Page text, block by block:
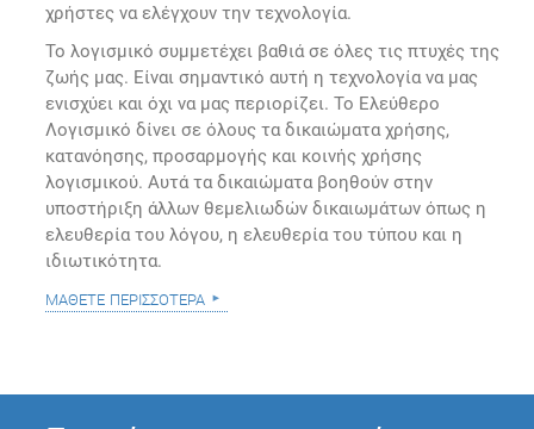
χρήστες να ελέγχουν την τεχνολογία.
Το λογισμικό συμμετέχει βαθιά σε όλες τις πτυχές της
ζωής μας. Είναι σημαντικό αυτή η τεχνολογία να μας
ενισχύει και όχι να μας περιορίζει. Το Ελεύθερο
Λογισμικό δίνει σε όλους τα δικαιώματα χρήσης,
κατανόησης, προσαρμογής και κοινής χρήσης
λογισμικού. Αυτά τα δικαιώματα βοηθούν στην
υποστήριξη άλλων θεμελιωδών δικαιωμάτων όπως η
ελευθερία του λόγου, η ελευθερία του τύπου και η
ιδιωτικότητα.
μάθετε περισσότερα